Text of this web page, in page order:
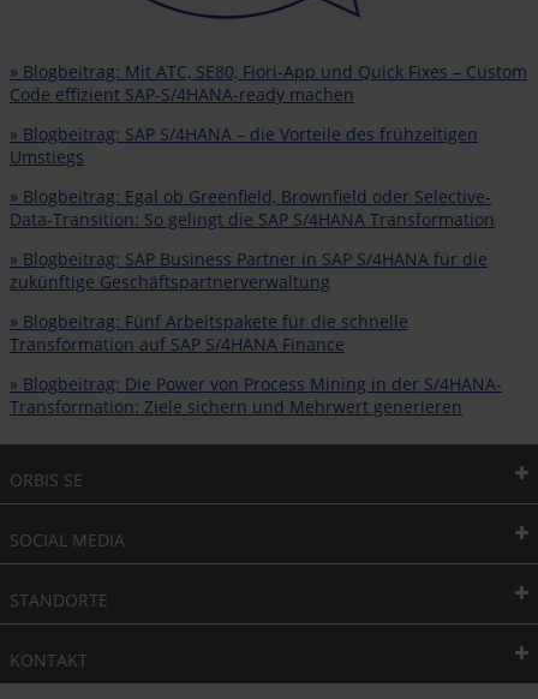
» Blogbeitrag: Mit ATC, SE80, Fiori-App und Quick Fixes – Custom
Code effizient SAP-S/4HANA-ready machen
» Blogbeitrag: SAP S/4HANA – die Vorteile des frühzeitigen
Umstiegs
» Blogbeitrag: Egal ob Greenfield, Brownfield oder Selective-
Data-Transition: So gelingt die SAP S/4HANA Transformation
» Blogbeitrag: SAP Business Partner in SAP S/4HANA für die
zukünftige Geschäftspartnerverwaltung
» Blogbeitrag: Fünf Arbeitspakete für die schnelle
Transformation auf SAP S/4HANA Finance
» Blogbeitrag: Die Power von Process Mining in der S/4HANA-
Transformation: Ziele sichern und Mehrwert generieren
ORBIS SE
SOCIAL MEDIA
STANDORTE
KONTAKT